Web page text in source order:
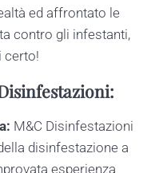
ed affrontato le
contro gli infestanti,
certo!
M&C Disinfestazioni
disinfestazione a
esperienza